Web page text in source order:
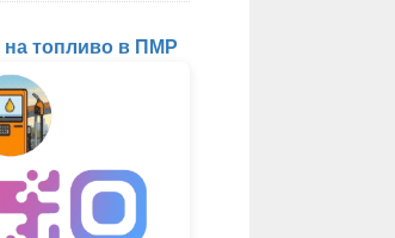
на топливо в ПМР